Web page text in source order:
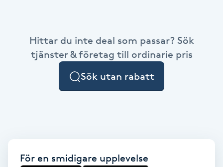
Pensionärklippning
Personal shopper
Hittar du inte deal som passar? Sök
tjänster & företag till ordinarie pris
Sök utan rabatt
För en smidigare upplevelse